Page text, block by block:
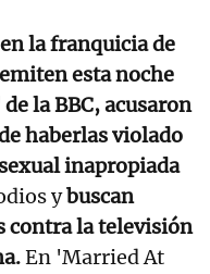
la franquicia de
esta noche
la BBC, acusaron
haberlas violado
inapropiada
ybuscan
contra la televisión
En 'Married At